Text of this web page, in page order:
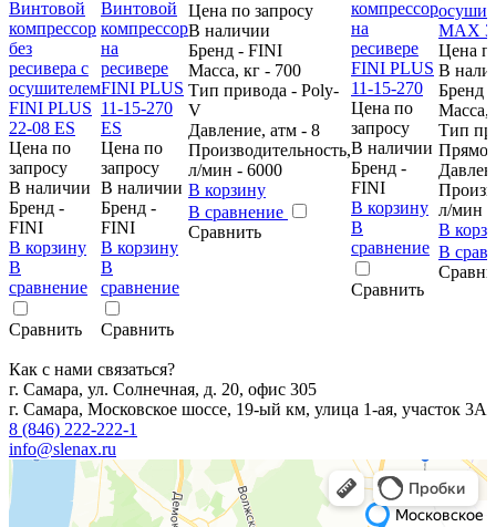
Цена по
запросу
В наличии
Бренд -
FINI
В корзину
В
сравнение
Сравнить
Цена по
запросу
В наличии
Бренд -
FINI
В корзину
В
сравнение
Сравнить
Цена по запросу
В наличии
Бренд - FINI
Масса, кг - 700
Тип привода - Poly-
V
Давление, атм - 8
Производительность,
л/мин - 6000
В корзину
В сравнение
Сравнить
Цена по
запросу
В наличии
Бренд -
FINI
В корзину
В
сравнение
Сравнить
Цена
В
Бренд
Масса,
Тип
л/мин -
В
В
Как с нами связаться?
г. Самара, ул. Солнечная, д. 20, офис 305
г. Самара, Московское шоссе, 19-ый км, улица 1-ая, участок 3А
8 (846) 222-222-1
info@slenax.ru